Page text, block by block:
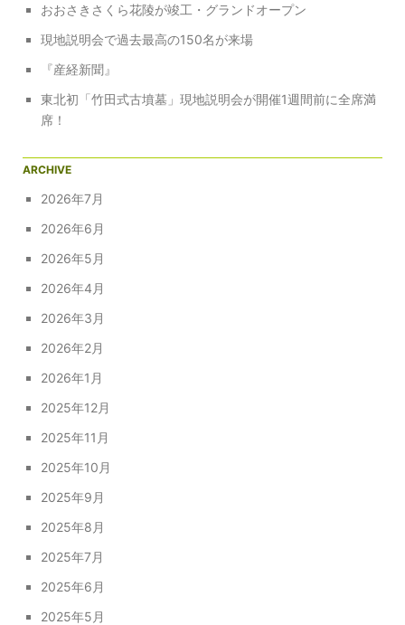
おおさきさくら花陵が竣工・グランドオープン
現地説明会で過去最高の150名が来場
『産経新聞』
東北初「竹田式古墳墓」現地説明会が開催1週間前に全席満
席！
ARCHIVE
2026年7月
2026年6月
2026年5月
2026年4月
2026年3月
2026年2月
2026年1月
2025年12月
2025年11月
2025年10月
2025年9月
2025年8月
2025年7月
2025年6月
2025年5月